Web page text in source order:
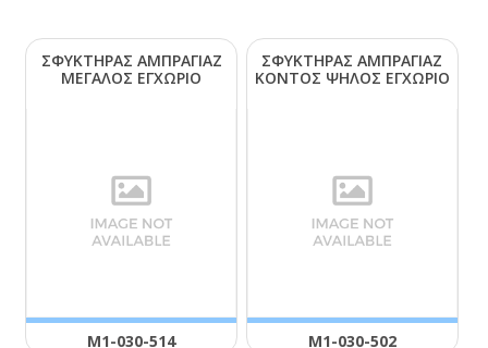
ΣΦΥΚΤΗΡΑΣ ΑΜΠΡΑΓΙΑΖ
ΜΕΓΑΛΟΣ ΕΓΧΩΡΙΟ
Μ1-030-514
ΣΦΥΚΤΗΡΑΣ ΑΜΠΡΑΓΙΑΖ
ΚΟΝΤΟΣ ΨΗΛΟΣ ΕΓΧΩΡΙΟ
Μ1-030-502